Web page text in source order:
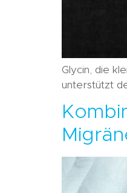
Glycin, die
unterstützt